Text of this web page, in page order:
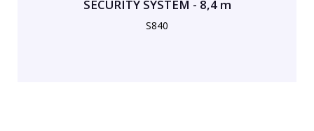
SECURITY SYSTEM - 8,4 m
S840